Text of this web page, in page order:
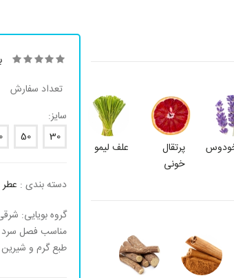
پرتقال
خونی
علف لیمو
تعداد سفارش
سایز:
30
50
دسته بندی : عطر
گروه بویایی:
مناسب فصل سرد
طبع گرم و شیرین